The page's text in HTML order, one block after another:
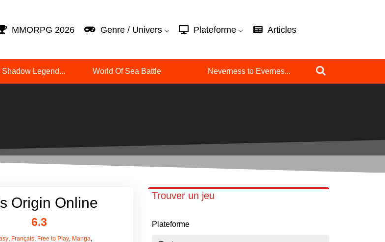
MMORPG 2026 Genre / Univers Plateforme Articles
Shadow Legend... World Of Sea Battle Neverness to Evernes...
Origin Online
6.3
, Français, Free to Play, Manga,
Trouver un jeu
Plateforme